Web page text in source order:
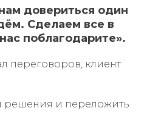
довериться один
Сделаем все в
поблагодарите».
переговоров, клиент
решения и переложить